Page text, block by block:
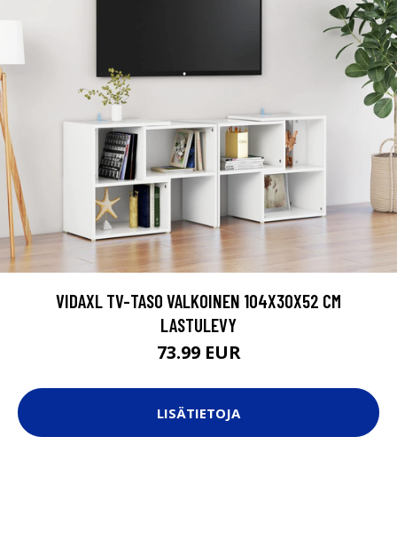
VIDAXL TV-TASO VALKOINEN 104X30X52 CM
LASTULEVY
73.99 EUR
LISÄTIETOJA